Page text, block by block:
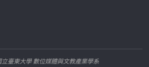
臺東大學 數位媒體與文教產業學系